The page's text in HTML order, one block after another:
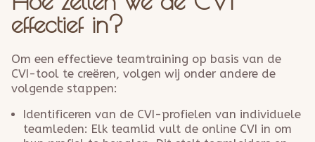
effectief in?
Om een effectieve teamtraining op basis van de
CVI-tool te creëren, volgen wij onder andere de
volgende stappen:
Identificeren van de CVI-profielen van individuele
teamleden: Elk teamlid vult de online CVI in om